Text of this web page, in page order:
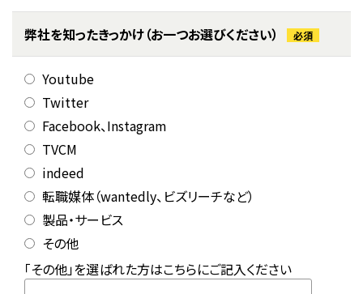
弊社を知ったきっかけ（お一つお選びください） 必須
Youtube
Twitter
Facebook、Instagram
TVCM
indeed
転職媒体（wantedly、ビズリーチなど）
製品・サービス
その他
「その他」を選ばれた方はこちらにご記入ください